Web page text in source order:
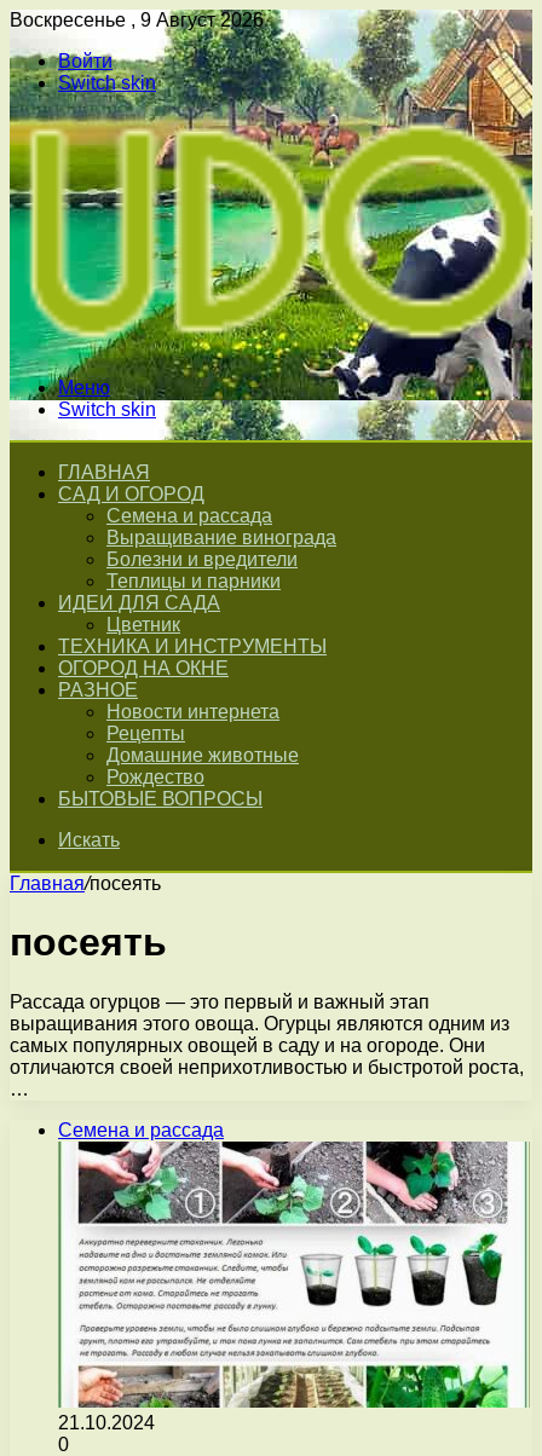
Воскресенье , 9 Август 2026
Войти
Switch skin
Меню
Switch skin
ГЛАВНАЯ
САД И ОГОРОД
Семена и рассада
Выращивание винограда
Болезни и вредители
Теплицы и парники
ИДЕИ ДЛЯ САДА
Цветник
ТЕХНИКА И ИНСТРУМЕНТЫ
ОГОРОД НА ОКНЕ
РАЗНОЕ
Новости интернета
Рецепты
Домашние животные
Рождество
БЫТОВЫЕ ВОПРОСЫ
Искать
Главная/посеять
посеять
Рассада огурцов — это первый и важный этап
выращивания этого овоща. Огурцы являются одним из
самых популярных овощей в саду и на огороде. Они
отличаются своей неприхотливостью и быстротой роста,
…
Семена и рассада
21.10.2024
0